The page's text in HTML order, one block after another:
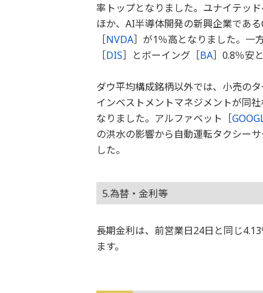
率トップとなりました。ユナイテッ
ほか、AI半導体開発の新興企業であ
［NVDA］が1％高となりました。一
［DIS］とボーイング［BA］0.8％安
ダウ平均構成銘柄以外では、小売の
インベストメントマネジメントが同
なりました。アルファベット［
の洪水の影響から自動運転タクシー
した。
5.為替・金利等
長期金利は、前営業日24日と同じ
ます。